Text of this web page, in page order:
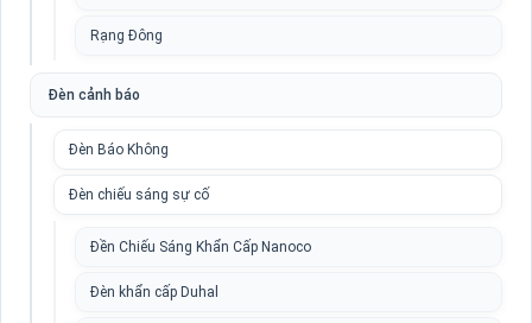
Rạng Đông
Đèn cảnh báo
Đèn Báo Không
Đèn chiếu sáng sự cố
Đền Chiếu Sáng Khẩn Cấp Nanoco
Đèn khẩn cấp Duhal